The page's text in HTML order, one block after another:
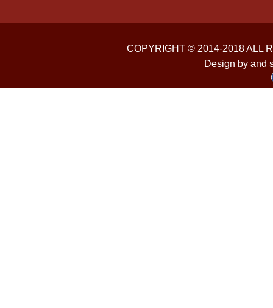
COPYRIGHT © 2014-2018 ALL
Design by and